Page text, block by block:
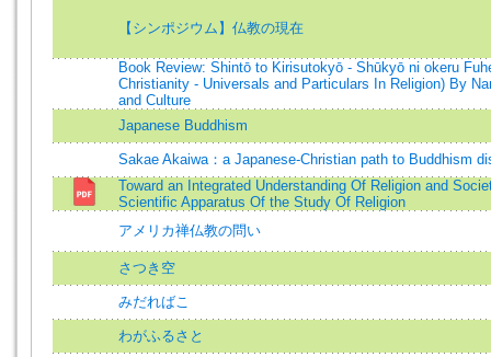
【シンポジウム】仏教の現在
Book Review: Shintō to Kirisutokyō - Shūkyō ni okeru
Christianity - Universals and Particulars In Religion) By
and Culture
Japanese Buddhism
Sakae Akaiwa：a Japanese-Christian path to Buddhism
Toward an Integrated Understanding Of Religion and
Scientific Apparatus Of the Study Of Religion
アメリカ禅仏教の問い
さつき空
みだればこ
わがふるさと